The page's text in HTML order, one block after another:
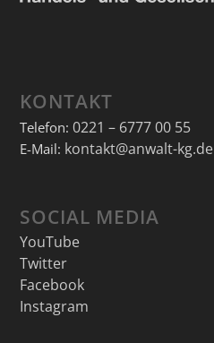
KONTAKT
Telefon: 0221 – 6777 00 55
E-Mail: kontakt@anwalt-kg.de
SOCIAL MEDIA
YouTube
Twitter
Facebook
Instagram